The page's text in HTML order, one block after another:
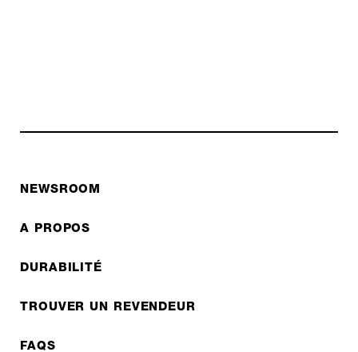
NEWSROOM
A PROPOS
DURABILITÉ
TROUVER UN REVENDEUR
FAQS